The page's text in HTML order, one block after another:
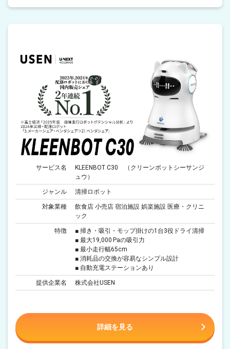
サービス名
KLEENBOT C30 （クリーンボットシーサンジ
ュウ）
ジャンル 清掃ロボット
対象業種
飲食店 小売店 宿泊施設 娯楽施設 医療・クリニ
ック
特徴
■ 掃き・吸引・モップ掛けの1台3役ドライ清掃
■ 最大19,000 Paの吸引力
■ 最小走行幅65cm
■ 消耗品の交換が容易なシンプル設計
■ 自動充電ステーションあり
提供企業名 株式会社USEN
詳細を見る